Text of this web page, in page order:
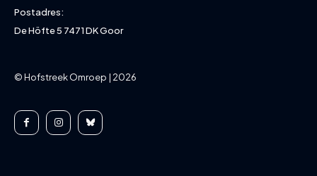
Postadres:
De Höfte 5 7471 DK Goor
© Hofstreek Omroep | 2026